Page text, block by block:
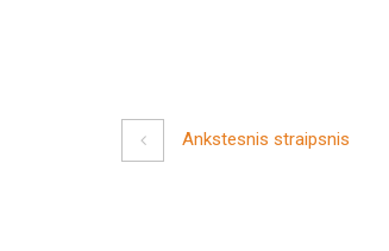
Ankstesnis straipsnis